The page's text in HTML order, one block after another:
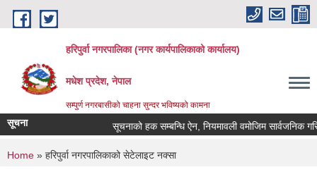
Skip to main content
हरिपुर्वा नगरपालिका (नगर कार्यपालिकाको कार्यालय)
मधेश प्रदेश, नेपाल
सम्पुर्ण नगरबासीको चाहना सुन्दर भविष्यको कामना
सूचना सूचनाको हक सम्बन्धि ऐन, नियमावली वमोजिम सार्वजनिक
You are here
Home » हरिपुर्वा नगरपालिकाको सेटेलाइट नक्सा